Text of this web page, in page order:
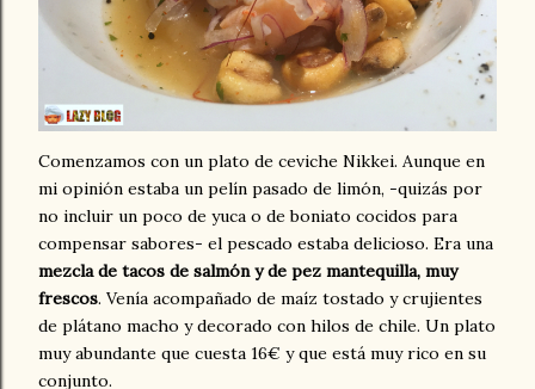
Comenzamos con un plato de ceviche Nikkei. Aunque en
mi opinión estaba un pelín pasado de limón, -quizás por
no incluir un poco de yuca o de boniato cocidos para
compensar sabores- el pescado estaba delicioso. Era una
mezcla de tacos de salmón y de pez mantequilla, muy
frescos. Venía acompañado de maíz tostado y crujientes
de plátano macho y decorado con hilos de chile. Un plato
muy abundante que cuesta 16€ y que está muy rico en su
conjunto.